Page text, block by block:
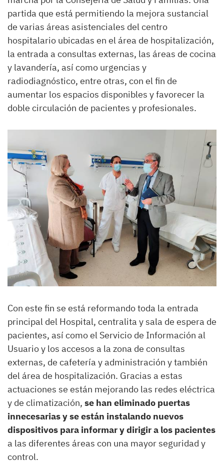
partida que está permitiendo la mejora sustancial
de varias áreas asistenciales del centro
hospitalario ubicadas en el área de hospitalización,
la entrada a consultas externas, las áreas de cocina
y lavandería, así como urgencias y
radiodiagnóstico, entre otras, con el fin de
aumentar los espacios disponibles y favorecer la
doble circulación de pacientes y profesionales.
Con este fin se está reformando toda la entrada
principal del Hospital, centralita y sala de espera de
pacientes, así como el Servicio de Información al
Usuario y los accesos a la zona de consultas
externas, de cafetería y administración y también
del área de hospitalización. Gracias a estas
actuaciones se están mejorando las redes eléctrica
y de climatización, se han eliminado puertas
innecesarias y se están instalando nuevos
dispositivos para informar y dirigir a los pacientes
a las diferentes áreas con una mayor seguridad y
control.